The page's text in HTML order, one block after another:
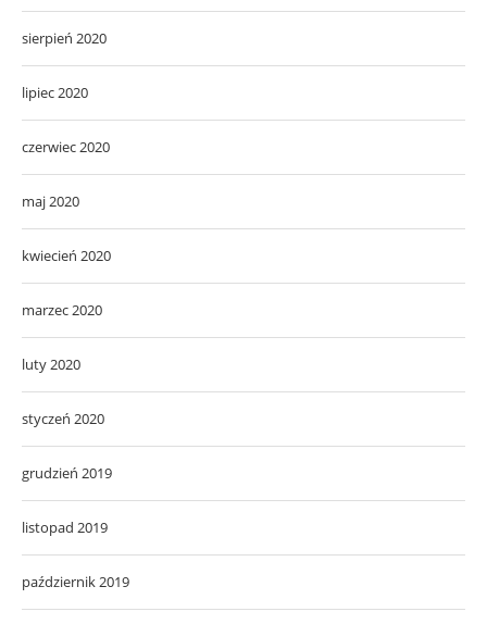
sierpień 2020
lipiec 2020
czerwiec 2020
maj 2020
kwiecień 2020
marzec 2020
luty 2020
styczeń 2020
grudzień 2019
listopad 2019
październik 2019